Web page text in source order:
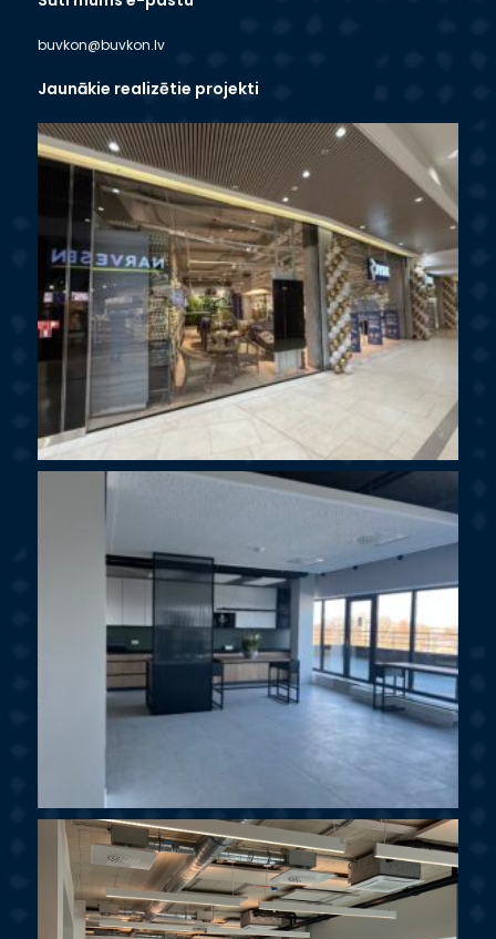
buvkon@buvkon.lv
Jaunākie realizētie projekti